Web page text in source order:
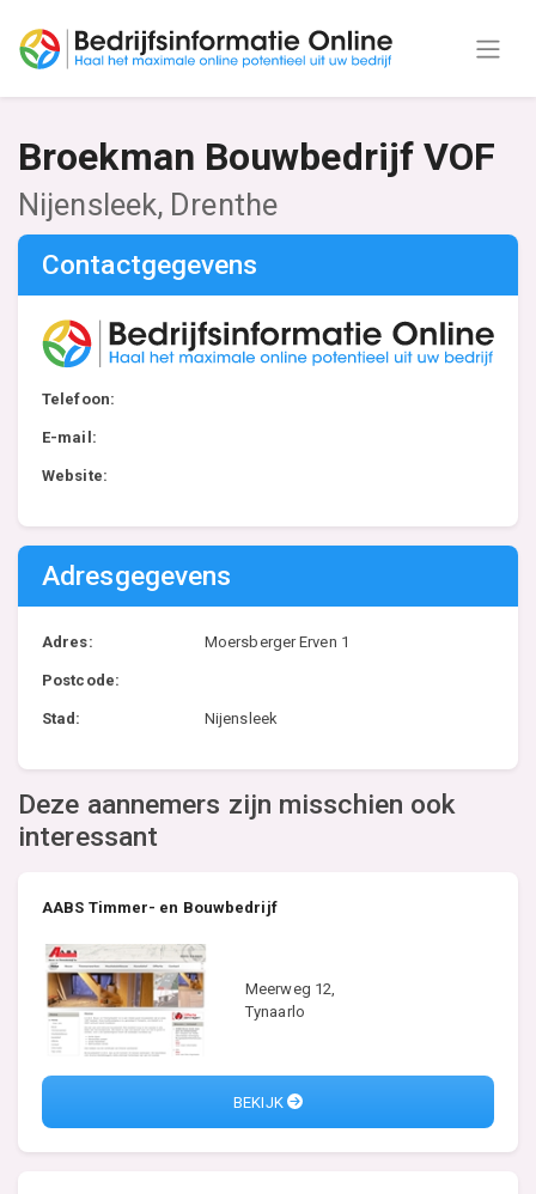
Broekman Bouwbedrijf VOF
Nijensleek, Drenthe
Contactgegevens
Telefoon:
E-mail:
Website:
Adresgegevens
Adres: Moersberger Erven 1
Postcode:
Stad: Nijensleek
Deze aannemers zijn misschien ook
interessant
AABS Timmer- en Bouwbedrijf
Meerweg 12,
Tynaarlo
BEKIJK